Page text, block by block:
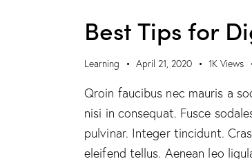
Best Tips for
Learning April 21, 2020 1K Views
Qroin faucibus nec mauris a
nisi in consequat. Fusce
pulvinar. Integer tincidunt.
eleifend tellus. Aenean leo